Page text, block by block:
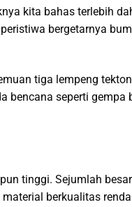
kita bahas terlebih
bergetarnya
tiga lempeng
bencana seperti
tinggi. Sejumlah
berkualitas